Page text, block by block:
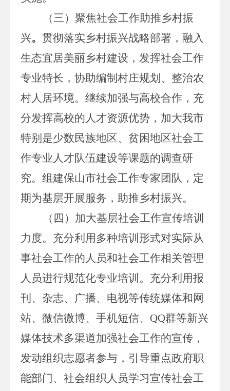
（三）聚焦社会工作助推乡村振
兴。 贯彻落实乡村振兴战略部署，融入
生态宜居美丽乡村建设，发挥社会工作
专业特长，协助编制村庄规划、整治农
村人居环境。继续加强与高校合作，充
分发挥高校的人才资源优势，加大我市
特别是少数民族地区、贫困地区社会工
作专业人才队伍建设等课题的调查研
究。组建保山市社会工作专家团队，定
期为基层开展服务，助推乡村振兴。
（四） 加大基层社会工作宣传培训
力度。 充分利用多种培训形式对实际从
事社会工作的人员和社会工作相关管理
人员进行规范化专业培训。 充分利用报
刊、杂志、广播、电视等传统媒体和网
站、微信微博、手机短信、 QQ群等新兴
媒体技术多渠道加强社会工作的宣传，
发动组织志愿者参与，引导重点政府职
能部门、社会组织人员学习宣传社会工